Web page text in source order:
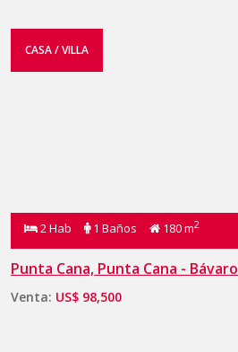
CASA / VILLA
2 Hab 1 Baños 180 m2
Punta Cana, Punta Cana - Bávaro
Venta: US$ 98,500